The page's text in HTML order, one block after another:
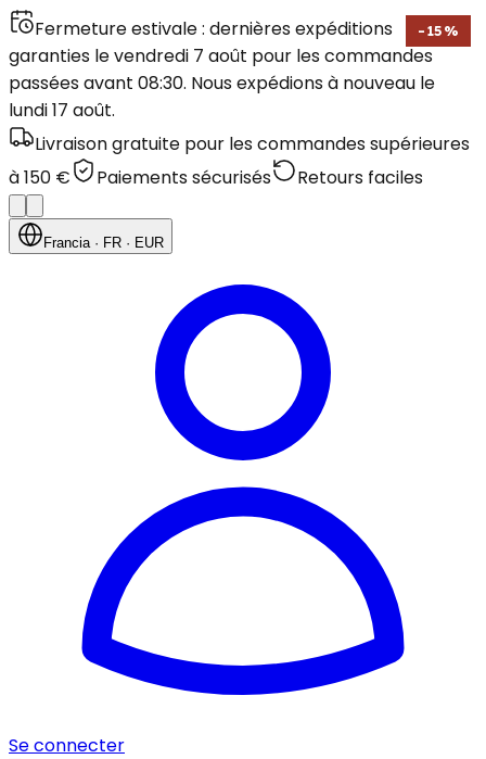
Fermeture estivale : dernières expéditions
garanties le vendredi 7 août pour les commandes
passées avant 08:30. Nous expédions à nouveau le
lundi 17 août.
Livraison gratuite pour les commandes supérieures
à 150 €
Paiements sécurisés Retours faciles
Francia· FR · EUR
Se connecter
- 15 %